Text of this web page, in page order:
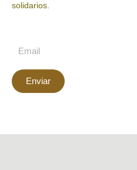
solidarios.
Enviar